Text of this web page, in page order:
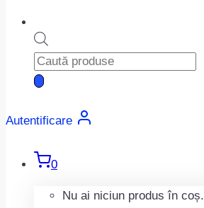
Products
search
Autentificare
0
Nu ai niciun produs în coș.